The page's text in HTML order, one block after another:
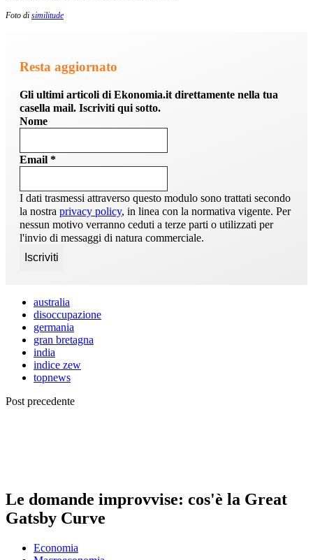
Foto di similitude
Resta aggiornato
Gli ultimi articoli di Ekonomia.it direttamente nella tua
casella mail. Iscriviti qui sotto.
Nome
Email *
I dati trasmessi attraverso questo modulo sono trattati secondo
la nostra privacy policy, in linea con la normativa vigente. Per
nessun motivo verranno ceduti a terze parti o utilizzati per
l'invio di messaggi di natura commerciale.
australia
disoccupazione
germania
gran bretagna
india
indice zew
topnews
Post precedente
Le domande improvvise: cos'è la Great
Gatsby Curve
Economia